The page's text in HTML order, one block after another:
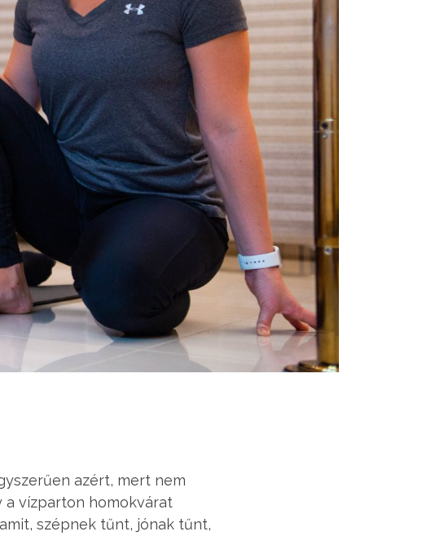
azért, mert nem
a vízparton homokvárat
szépnek tűnt, jónak tűnt,